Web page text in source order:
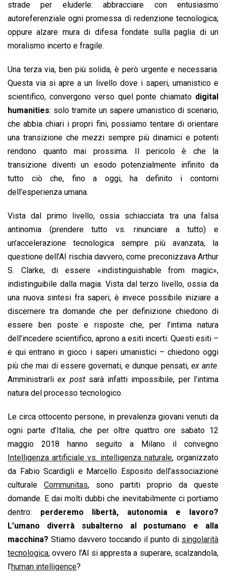
strade per eluderle: abbracciare con entusiasmo
autoreferenziale ogni promessa di redenzione tecnologica;
oppure alzare mura di difesa fondate sulla paglia di un
moralismo incerto e fragile.
Una terza via, ben più solida, è però urgente e necessaria.
Questa via si apre a un livello dove i saperi, umanistico e
scientifico, convergono verso quel ponte chiamato digital
humanities: solo tramite un sapere umanistico di scenario,
che abbia chiari i propri fini, possiamo tentare di orientare
una transizione che mezzi sempre più dinamici e potenti
rendono quanto mai prossima. Il pericolo è che la
transizione diventi un esodo potenzialmente infinito da
tutto ciò che, fino a oggi, ha definito i contorni
dell’esperienza umana.
Vista dal primo livello, ossia schiacciata tra una falsa
antinomia (prendere tutto vs. rinunciare a tutto) e
un’accelerazione tecnologica sempre più avanzata, la
questione dell’AI rischia davvero, come preconizzava Arthur
S. Clarke, di essere «indistinguishable from magic»,
indistinguibile dalla magia. Vista dal terzo livello, ossia da
una nuova sintesi fra saperi, è invece possibile iniziare a
discernere tra domande che per definizione chiedono di
essere ben poste e risposte che, per l’intima natura
dell’incedere scientifico, aprono a esiti incerti. Questi esiti –
e qui entrano in gioco i saperi umanistici – chiedono oggi
più che mai di essere governati, e dunque pensati,ex ante.
Amministrarliex postsarà infatti impossibile, per l’intima
natura del processo tecnologico.
Le circa ottocento persone, in prevalenza giovani venuti da
ogni parte d’Italia, che per oltre quattro ore sabato 12
maggio 2018 hanno seguito a Milano il convegno
Intelligenza artificiale vs. intelligenza naturale, organizzato
da Fabio Scardigli e Marcello Esposito dell’associazione
culturale Communitas, sono partiti proprio da queste
domande. E dai molti dubbi che inevitabilmente ci portiamo
dentro: perderemo libertà, autonomia e lavoro?
L’umano diverrà subalterno al postumano e alla
macchina? Stiamo davvero toccando il punto di singolarità
tecnologica, ovvero l’AI si appresta a superare, scalzandola,
l’human intelligence?